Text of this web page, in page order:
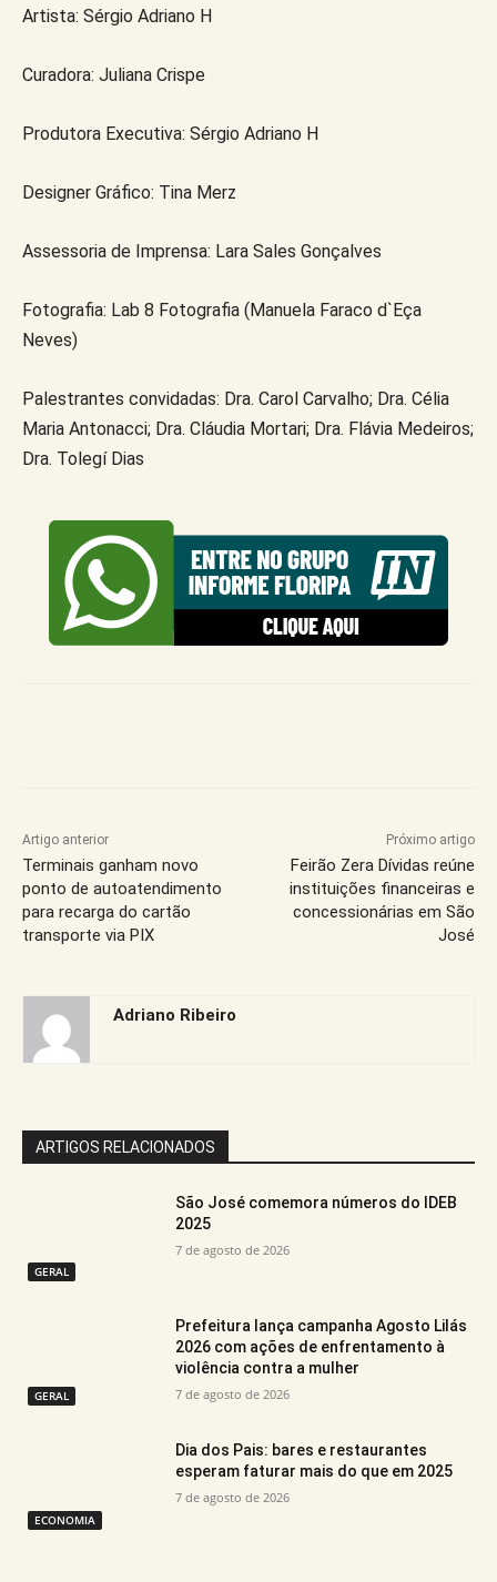
Artista: Sérgio Adriano H
Curadora: Juliana Crispe
Produtora Executiva: Sérgio Adriano H
Designer Gráfico: Tina Merz
Assessoria de Imprensa: Lara Sales Gonçalves
Fotografia: Lab 8 Fotografia (Manuela Faraco d`Eça
Neves)
Palestrantes convidadas: Dra. Carol Carvalho; Dra. Célia
Maria Antonacci; Dra. Cláudia Mortari; Dra. Flávia Medeiros;
Dra. Tolegí Dias
Artigo anterior
Terminais ganham novo
ponto de autoatendimento
para recarga do cartão
transporte via PIX
Próximo artigo
Feirão Zera Dívidas reúne
instituições financeiras e
concessionárias em São
José
Adriano Ribeiro
ARTIGOS RELACIONADOS
GERAL
São José comemora números do IDEB
2025
7 de agosto de 2026
GERAL
Prefeitura lança campanha Agosto Lilás
2026 com ações de enfrentamento à
violência contra a mulher
7 de agosto de 2026
ECONOMIA
Dia dos Pais: bares e restaurantes
esperam faturar mais do que em 2025
7 de agosto de 2026